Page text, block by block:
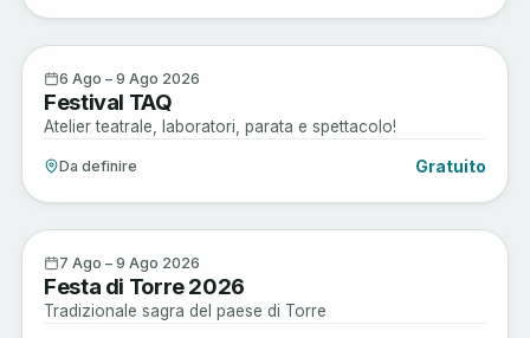
Arte e Cultura
6 Ago – 9 Ago 2026
Festival TAQ
Atelier teatrale, laboratori, parata e spettacolo!
Da definire Gratuito
Enogastronomia
7 Ago – 9 Ago 2026
Festa di Torre 2026
Tradizionale sagra del paese di Torre